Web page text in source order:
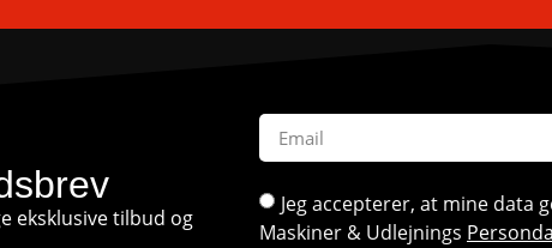
eksklusive tilbud og
Jeg accepterer, at mine data
Maskiner & Udlejnings